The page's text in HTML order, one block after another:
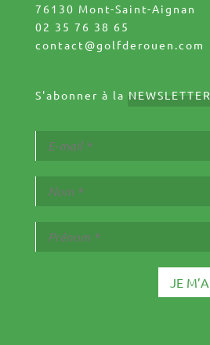
76130 Mont-Saint-Aignan
02 35 76 38 65
contact@golfderouen.com
S'abonner à la NEWSLETTER